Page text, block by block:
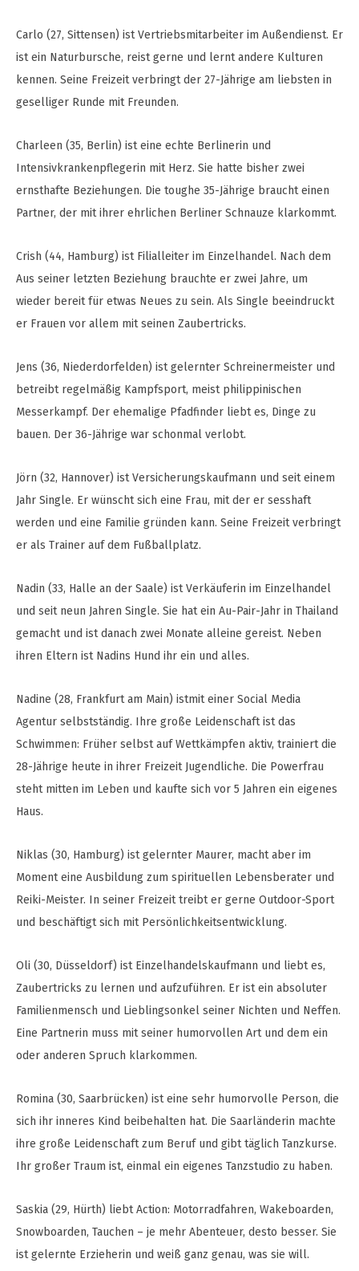
Carlo (27, Sittensen) ist Vertriebsmitarbeiter im Außendienst. Er
ist ein Naturbursche, reist gerne und lernt andere Kulturen
kennen. Seine Freizeit verbringt der 27-Jährige am liebsten in
geselliger Runde mit Freunden.
Charleen (35, Berlin) ist eine echte Berlinerin und
Intensivkrankenpflegerin mit Herz. Sie hatte bisher zwei
ernsthafte Beziehungen. Die toughe 35-Jährige braucht einen
Partner, der mit ihrer ehrlichen Berliner Schnauze klarkommt.
Crish (44, Hamburg) ist Filialleiter im Einzelhandel. Nach dem
Aus seiner letzten Beziehung brauchte er zwei Jahre, um
wieder bereit für etwas Neues zu sein. Als Single beeindruckt
er Frauen vor allem mit seinen Zaubertricks.
Jens (36, Niederdorfelden) ist gelernter Schreinermeister und
betreibt regelmäßig Kampfsport, meist philippinischen
Messerkampf. Der ehemalige Pfadfinder liebt es, Dinge zu
bauen. Der 36-Jährige war schonmal verlobt.
Jörn (32, Hannover) ist Versicherungskaufmann und seit einem
Jahr Single. Er wünscht sich eine Frau, mit der er sesshaft
werden und eine Familie gründen kann. Seine Freizeit verbringt
er als Trainer auf dem Fußballplatz.
Nadin (33, Halle an der Saale) ist Verkäuferin im Einzelhandel
und seit neun Jahren Single. Sie hat ein Au-Pair-Jahr in Thailand
gemacht und ist danach zwei Monate alleine gereist. Neben
ihren Eltern ist Nadins Hund ihr ein und alles.
Nadine (28, Frankfurt am Main) istmit einer Social Media
Agentur selbstständig. Ihre große Leidenschaft ist das
Schwimmen: Früher selbst auf Wettkämpfen aktiv, trainiert die
28-Jährige heute in ihrer Freizeit Jugendliche. Die Powerfrau
steht mitten im Leben und kaufte sich vor 5 Jahren ein eigenes
Haus.
Niklas (30, Hamburg) ist gelernter Maurer, macht aber im
Moment eine Ausbildung zum spirituellen Lebensberater und
Reiki-Meister. In seiner Freizeit treibt er gerne Outdoor-Sport
und beschäftigt sich mit Persönlichkeitsentwicklung.
Oli (30, Düsseldorf) ist Einzelhandelskaufmann und liebt es,
Zaubertricks zu lernen und aufzuführen. Er ist ein absoluter
Familienmensch und Lieblingsonkel seiner Nichten und Neffen.
Eine Partnerin muss mit seiner humorvollen Art und dem ein
oder anderen Spruch klarkommen.
Romina (30, Saarbrücken) ist eine sehr humorvolle Person, die
sich ihr inneres Kind beibehalten hat. Die Saarländerin machte
ihre große Leidenschaft zum Beruf und gibt täglich Tanzkurse.
Ihr großer Traum ist, einmal ein eigenes Tanzstudio zu haben.
Saskia (29, Hürth) liebt Action: Motorradfahren, Wakeboarden,
Snowboarden, Tauchen – je mehr Abenteuer, desto besser. Sie
ist gelernte Erzieherin und weiß ganz genau, was sie will.